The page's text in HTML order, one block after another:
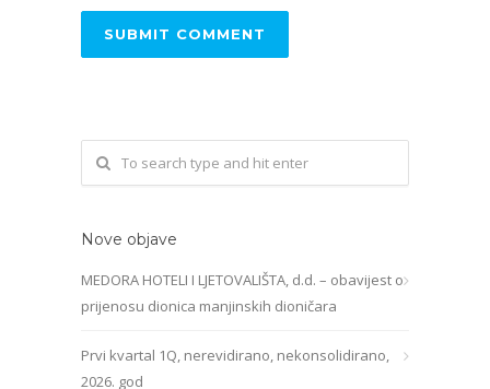
Nove objave
MEDORA HOTELI I LJETOVALIŠTA, d.d. – obavijest o
prijenosu dionica manjinskih dioničara
Prvi kvartal 1Q, nerevidirano, nekonsolidirano,
2026. god